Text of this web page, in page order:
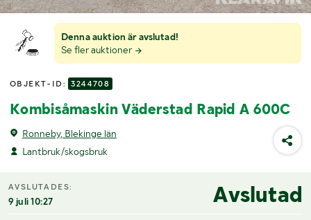
Denna auktion är avslutad!
Se fler auktioner
OBJEKT-ID: 3244708
Kombisåmaskin Väderstad Rapid A 600C
Ronneby, Blekinge län
Lantbruk/skogsbruk
AVSLUTADES:
9 juli 10:27 Avslutad